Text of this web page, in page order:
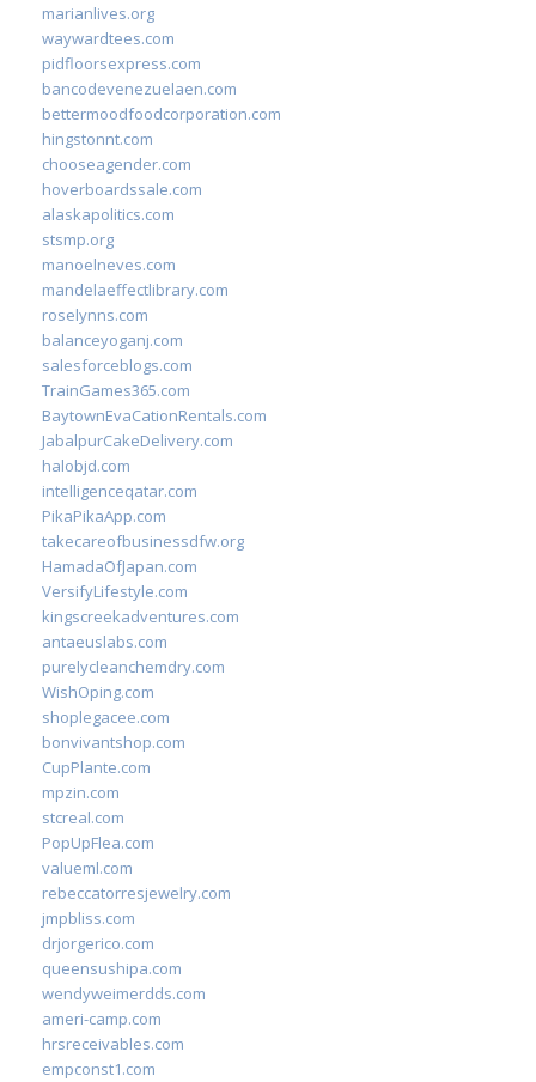
marianlives.org
waywardtees.com
pidfloorsexpress.com
bancodevenezuelaen.com
bettermoodfoodcorporation.com
hingstonnt.com
chooseagender.com
hoverboardssale.com
alaskapolitics.com
stsmp.org
manoelneves.com
mandelaeffectlibrary.com
roselynns.com
balanceyoganj.com
salesforceblogs.com
TrainGames365.com
BaytownEvaCationRentals.com
JabalpurCakeDelivery.com
halobjd.com
intelligenceqatar.com
PikaPikaApp.com
takecareofbusinessdfw.org
HamadaOfJapan.com
VersifyLifestyle.com
kingscreekadventures.com
antaeuslabs.com
purelycleanchemdry.com
WishOping.com
shoplegacee.com
bonvivantshop.com
CupPlante.com
mpzin.com
stcreal.com
PopUpFlea.com
valueml.com
rebeccatorresjewelry.com
jmpbliss.com
drjorgerico.com
queensushipa.com
wendyweimerdds.com
ameri-camp.com
hrsreceivables.com
empconst1.com